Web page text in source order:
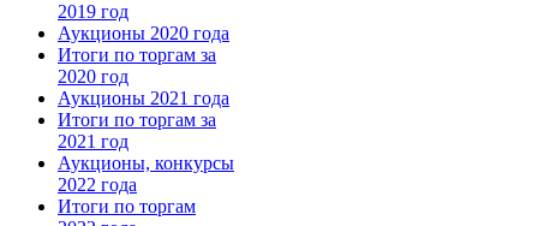
2019 год
Аукционы 2020 года
Итоги по торгам за
2020 год
Аукционы 2021 года
Итоги по торгам за
2021 год
Аукционы, конкурсы
2022 года
Итоги по торгам